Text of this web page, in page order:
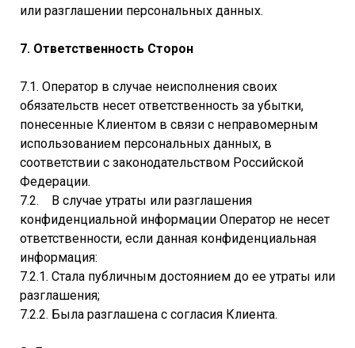
или разглашении персональных данных.
7. Ответственность Сторон
7.1. Оператор в случае неисполнения своих
обязательств несет ответственность за убытки,
понесенные Клиентом в связи с неправомерным
использованием персональных данных, в
соответствии с законодательством Российской
Федерации.
7.2. В случае утраты или разглашения
конфиденциальной информации Оператор не несет
ответственности, если данная конфиденциальная
информация:
7.2.1. Стала публичным достоянием до ее утраты или
разглашения;
7.2.2. Была разглашена с согласия Клиента.